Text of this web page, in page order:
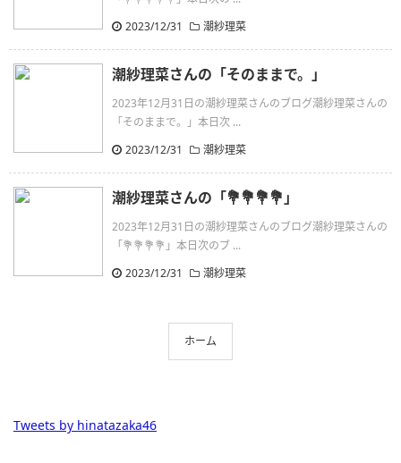
2023/12/31
潮紗理菜
潮紗理菜さんの「そのままで。」
2023年12月31日の潮紗理菜さんのブログ潮紗理菜さんの
「そのままで。」本日次 ...
2023/12/31
潮紗理菜
潮紗理菜さんの「💐💐💐💐」
2023年12月31日の潮紗理菜さんのブログ潮紗理菜さんの
「💐💐💐💐」本日次のブ ...
2023/12/31
潮紗理菜
ホーム
Tweets by hinatazaka46